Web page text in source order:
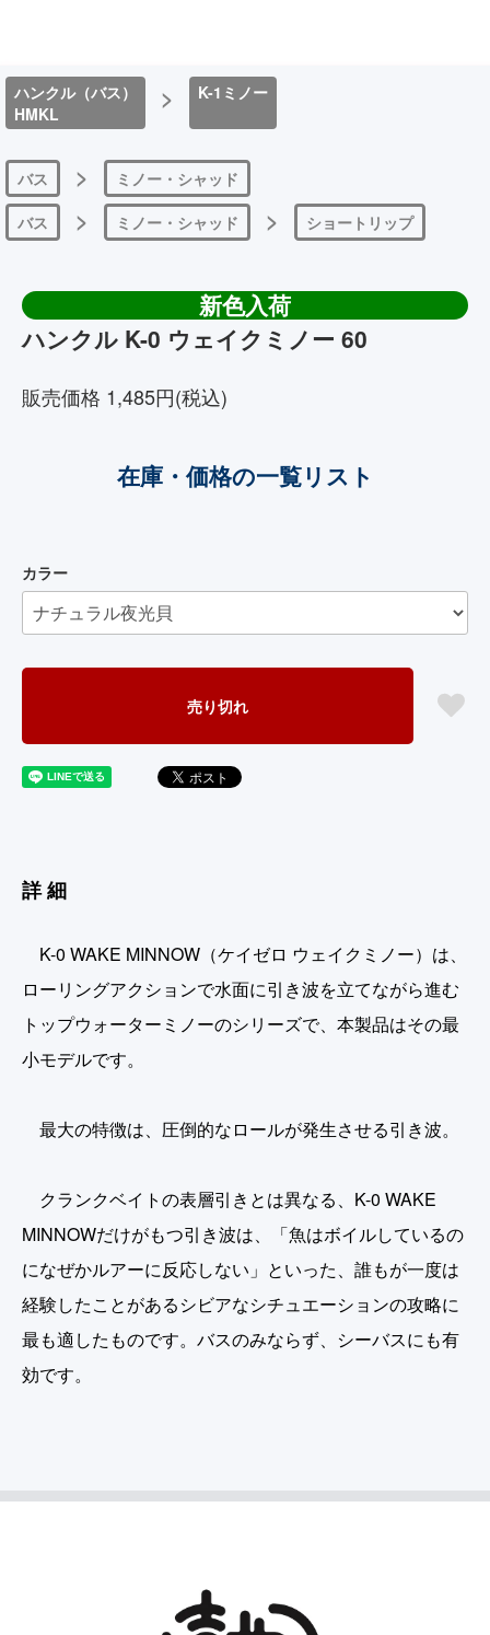
ハンクル（バス）
HMKL
> K-1ミノー
バス >
ミノー・シャッド
バス
> ミノー・シャッド > ショートリップ
新色入荷
ハンクル K-0 ウェイクミノー 60
販売価格 1,485円(税込)
在庫・価格の一覧リスト
カラー
売り切れ
詳細
K-0 WAKE MINNOW（ケイゼロ ウェイクミノー）は、
ローリングアクションで水面に引き波を立てながら進む
トップウォーターミノーのシリーズで、本製品はその最
小モデルです。
最大の特徴は、圧倒的なロールが発生させる引き波。
クランクベイトの表層引きとは異なる、K-0 WAKE
MINNOWだけがもつ引き波は、「魚はボイルしているの
になぜかルアーに反応しない」といった、誰もが一度は
経験したことがあるシビアなシチュエーションの攻略に
最も適したものです。バスのみならず、シーバスにも有
効です。